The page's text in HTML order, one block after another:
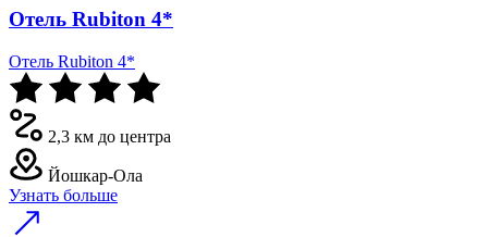
Отель Rubiton 4*
Отель Rubiton 4*
2,3 км до центра
Йошкар-Ола
Узнать больше